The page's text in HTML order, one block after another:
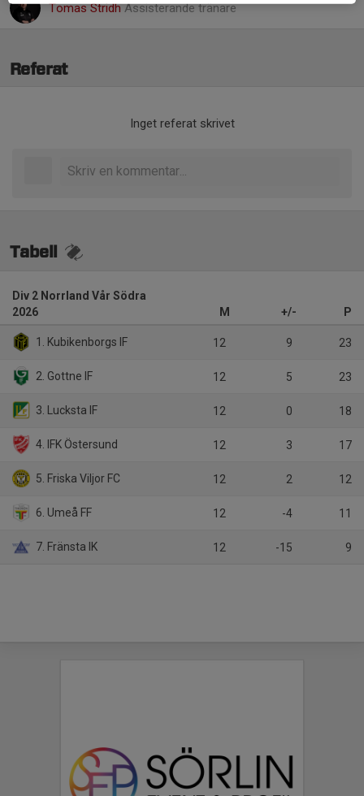
Tomas StridhAssisterande tränare
Referat
Inget referat skrivet
Tabell
Div 2 Norrland Vår Södra
2026
M +/- P
1. Kubikenborgs IF 12 9 23
2. Gottne IF 12 5 23
3. Lucksta IF 12 0 18
4. IFK Östersund 12 3 17
5. Friska Viljor FC 12 2 12
6. Umeå FF 12 -4 11
7. Fränsta IK 12 -15 9